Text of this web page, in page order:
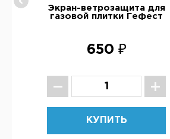
Экран-ветрозащита для
газовой плитки Гефест
650 ₽
КУПИТЬ